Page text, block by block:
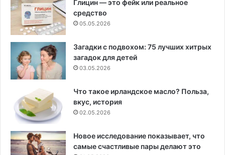
Глицин — это фейк или реальное
средство
05.05.2026
Загадки с подвохом: 75 лучших хитрых
загадок для детей
03.05.2026
Что такое ирландское масло? Польза,
вкус, история
02.05.2026
Новое исследование показывает, что
самые счастливые пары делают это